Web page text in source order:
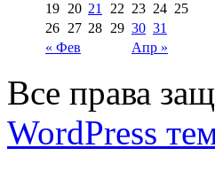
« Фев Апр »
19 20 21 22 23 24 25
26 27 28 29 30 31
Все права
WordPress